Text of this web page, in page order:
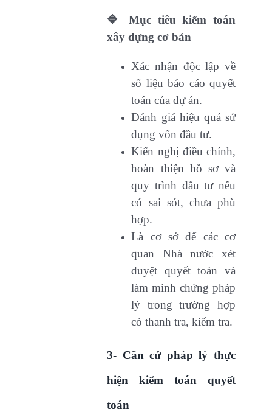
🔷 Mục tiêu kiểm toán
xây dựng cơ bản
Xác nhận độc lập về
số liệu báo cáo quyết
toán của dự án.
Đánh giá hiệu quả sử
dụng vốn đầu tư.
Kiến nghị điều chỉnh,
hoàn thiện hồ sơ và
quy trình đầu tư nếu
có sai sót, chưa phù
hợp.
Là cơ sở để các cơ
quan Nhà nước xét
duyệt quyết toán và
làm minh chứng pháp
lý trong trường hợp
có thanh tra, kiểm tra.
3- Căn cứ pháp lý thực
hiện kiểm toán quyết
toán